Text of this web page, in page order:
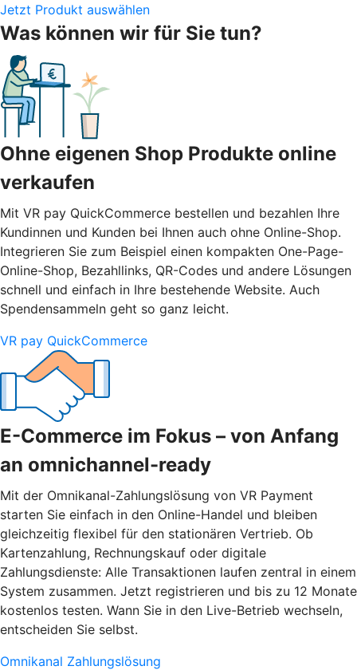
Jetzt Produkt auswählen
Was können wir für Sie tun?
Ohne eigenen Shop Produkte online
verkaufen
Mit VR pay QuickCommerce bestellen und bezahlen Ihre
Kundinnen und Kunden bei Ihnen auch ohne Online-Shop.
Integrieren Sie zum Beispiel einen kompakten One-Page-
Online-Shop, Bezahllinks, QR-Codes und andere Lösungen
schnell und einfach in Ihre bestehende Website. Auch
Spendensammeln geht so ganz leicht.
VR pay QuickCommerce
E-Commerce im Fokus – von Anfang
an omnichannel-ready
Mit der Omnikanal-Zahlungslösung von VR Payment
starten Sie einfach in den Online-Handel und bleiben
gleichzeitig flexibel für den stationären Vertrieb. Ob
Kartenzahlung, Rechnungskauf oder digitale
Zahlungsdienste: Alle Transaktionen laufen zentral in einem
System zusammen. Jetzt registrieren und bis zu 12 Monate
kostenlos testen. Wann Sie in den Live-Betrieb wechseln,
entscheiden Sie selbst.
Omnikanal Zahlungslösung